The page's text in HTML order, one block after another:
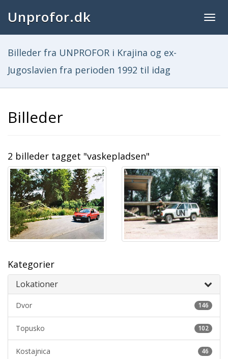
Unprofor.dk
Billeder fra UNPROFOR i Krajina og ex-
Jugoslavien fra perioden 1992 til idag
Billeder
2 billeder tagget "vaskepladsen"
Kategorier
Lokationer
146
Dvor
102
Topusko
46
Kostajnica